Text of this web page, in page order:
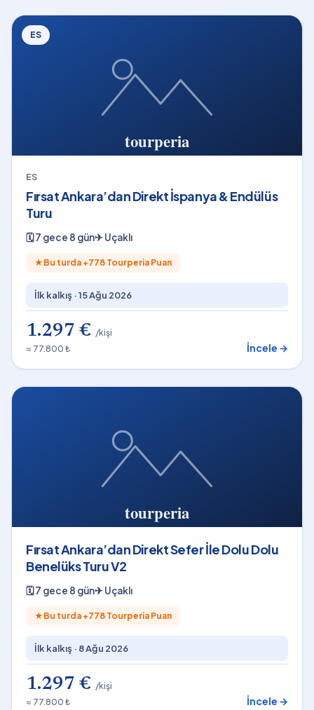
ES
ES
Fırsat Ankara’dan Direkt İspanya & Endülüs
Turu
🗓7 gece 8 gün✈Uçaklı
★ Bu turda +778 Tourperia Puan
İlk kalkış ·15 Ağu 2026
1.297 € /kişi
≈ 77.800 ₺
İncele →
Fırsat Ankara’dan Direkt Sefer İle Dolu Dolu
Benelüks Turu V2
🗓7 gece 8 gün✈Uçaklı
★ Bu turda +778 Tourperia Puan
İlk kalkış · 8 Ağu 2026
1.297 € /kişi
≈ 77.800 ₺
İncele →